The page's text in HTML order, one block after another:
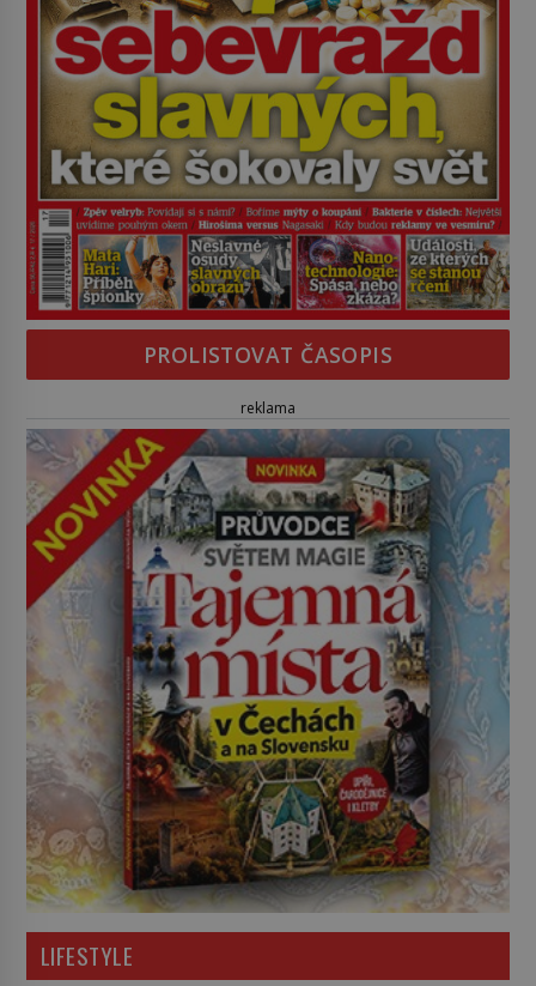
PROLISTOVAT ČASOPIS
reklama
LIFESTYLE